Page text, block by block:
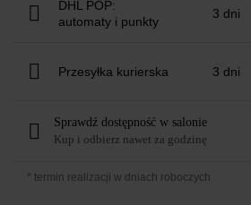
DHL POP:
automaty i punkty
3 dni
Przesyłka kurierska 3 dni
Sprawdź dostępność w salonie
Kup i odbierz nawet za godzinę
* termin realizacji w dniach roboczych